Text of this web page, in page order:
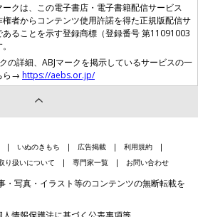
ークは、この電子書店・電子書籍配信サービス
権者からコンテンツ使用許諾を得た正規版配信サ
あることを示す登録商標（登録番号 第11091003
の詳細、ABJマークを掲示しているサービスの一
ら→ https://aebs.or.jp/
いぬのきもち 広告掲載
利用規約
り扱いについて 専門家一覧 お問い合わせ
・写真・イラスト等のコンテンツの無断転載を